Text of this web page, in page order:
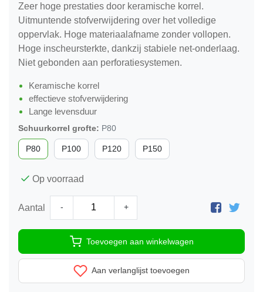
Zeer hoge prestaties door keramische korrel.
Uitmuntende stofverwijdering over het volledige
oppervlak. Hoge materiaalafname zonder vollopen.
Hoge inscheursterkte, dankzij stabiele net-onderlaag.
Niet gebonden aan perforatiesystemen.
Keramische korrel
effectieve stofverwijdering
Lange levensduur
Schuurkorrel grofte: P80
P80 P100 P120 P150
Op voorraad
Aantal - +
Toevoegen aan winkelwagen
Aan verlanglijst toevoegen